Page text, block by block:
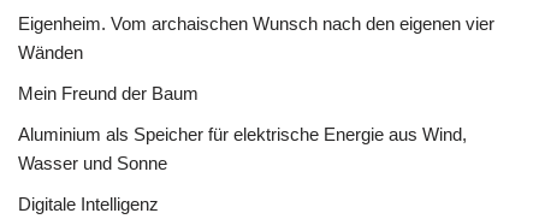
Eigenheim. Vom archaischen Wunsch nach den eigenen vier
Wänden
Mein Freund der Baum
Aluminium als Speicher für elektrische Energie aus Wind,
Wasser und Sonne
Digitale Intelligenz